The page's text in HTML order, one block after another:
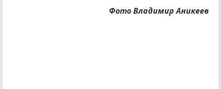
Фото Владимир Аникеев